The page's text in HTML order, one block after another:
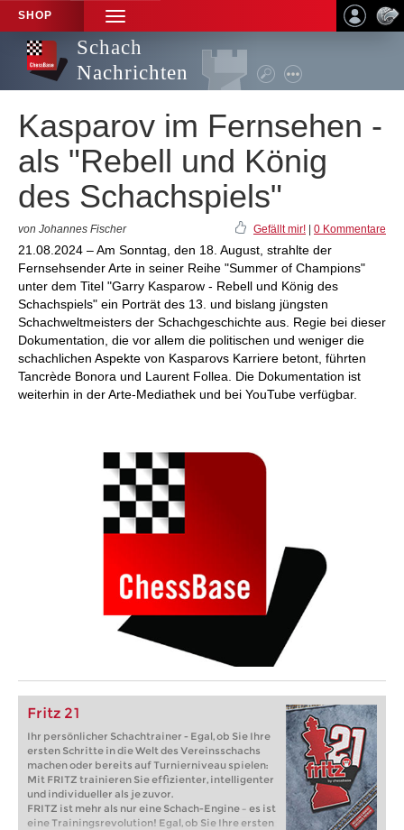
SHOP
TOGGLE
NAVIGATION
Schach
Nachrichten
Kasparov im Fernsehen -
als "Rebell und König
des Schachspiels"
von Johannes Fischer Gefällt mir! 0 Kommentare
21.08.2024 – Am Sonntag, den 18. August, strahlte der
Fernsehsender Arte in seiner Reihe "Summer of Champions"
unter dem Titel "Garry Kasparow - Rebell und König des
Schachspiels" ein Porträt des 13. und bislang jüngsten
Schachweltmeisters der Schachgeschichte aus. Regie bei dieser
Dokumentation, die vor allem die politischen und weniger die
schachlichen Aspekte von Kasparovs Karriere betont, führten
Tancrède Bonora und Laurent Follea. Die Dokumentation ist
weiterhin in der Arte-Mediathek und bei YouTube verfügbar.
Fritz 21
Ihr persönlicher Schachtrainer - Egal, ob Sie Ihre
ersten Schritte in die Welt des Vereinsschachs
machen oder bereits auf Turnierniveau spielen:
Mit FRITZ trainieren Sie effizienter, intelligenter
und individueller als je zuvor.
FRITZ ist mehr als nur eine Schach-Engine – es ist
eine Trainingsrevolution! Egal, ob Sie Ihre ersten